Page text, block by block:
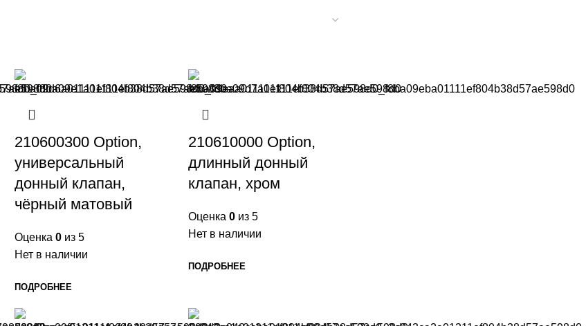
210600300 Option,
универсальный
донный клапан,
чёрный матовый
Оценка 0из 5
Нет в наличии
ПОДРОБНЕЕ
210610000 Option,
длинный донный
клапан, хром
Оценка0 из 5
Нет в наличии
ПОДРОБНЕЕ